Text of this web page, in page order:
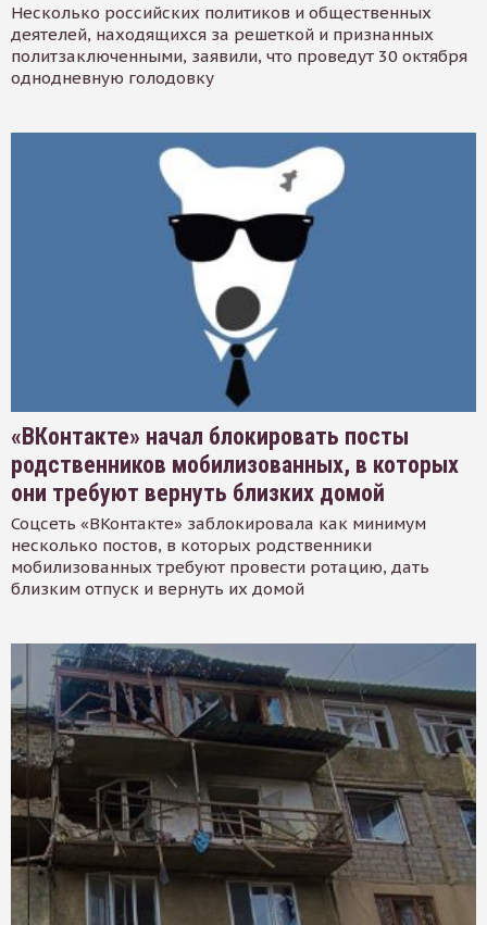
Несколько российских политиков и общественных
деятелей, находящихся за решеткой и признанных
политзаключенными, заявили, что проведут 30 октября
однодневную голодовку
«ВКонтакте» начал блокировать посты
родственников мобилизованных, в которых
они требуют вернуть близких домой
Соцсеть «ВКонтакте» заблокировала как минимум
несколько постов, в которых родственники
мобилизованных требуют провести ротацию, дать
близким отпуск и вернуть их домой